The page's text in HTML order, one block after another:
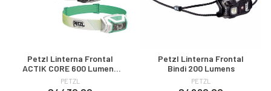
Petzl Linterna Frontal
ACTIK CORE 600 Lumens
Recargable
PETZL
Petzl Linterna Frontal
Bindi 200 Lumens
PETZL